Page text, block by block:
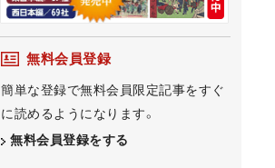
無料会員登録
簡単な登録で無料会員限定記事をすぐ
に読めるようになります。
無料会員登録をする